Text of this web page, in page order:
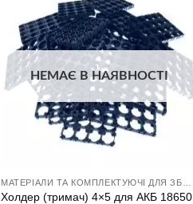
Додати
до
списку
бажань
НЕМАЄ В НАЯВНОСТІ
Холдер (тримач) 4×5 для АКБ 18650